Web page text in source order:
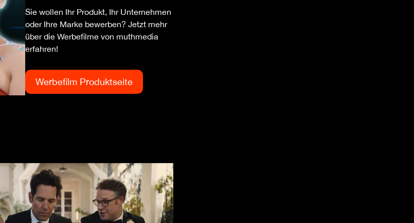
Sie wollen Ihr Produkt, Ihr Unternehmen
oder Ihre Marke bewerben? Jetzt mehr
über die Werbefilme von muthmedia
erfahren!
Werbefilm Produktseite